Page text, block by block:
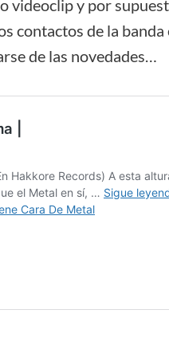
videoclip y por
contactos de la banda
de las novedades…